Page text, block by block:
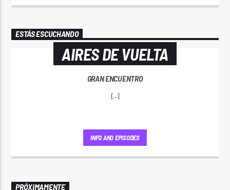
ESTÁS ESCUCHANDO
AIRES DE VUELTA
GRAN ENCUENTRO
[...]
INFO AND EPISODES
PRÓXIMAMENTE